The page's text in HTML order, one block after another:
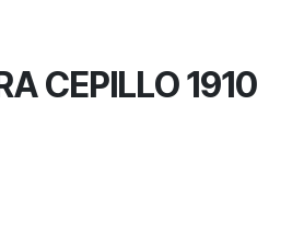
CEPILLO 1910